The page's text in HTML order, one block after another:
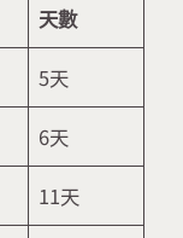
天數
5天
6天
11天